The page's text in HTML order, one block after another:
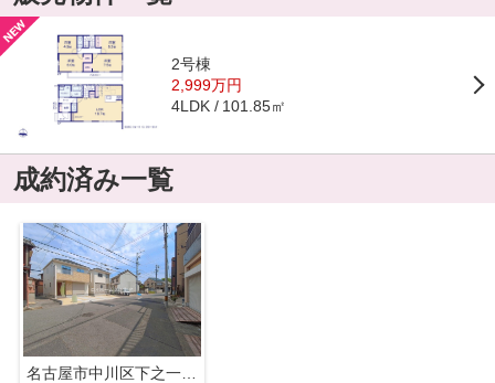
2号棟
2,999万円
4LDK 101.85㎡
成約済み一覧
名古屋市中川区下之一色町字操出48『仲介料無料』新築戸建て